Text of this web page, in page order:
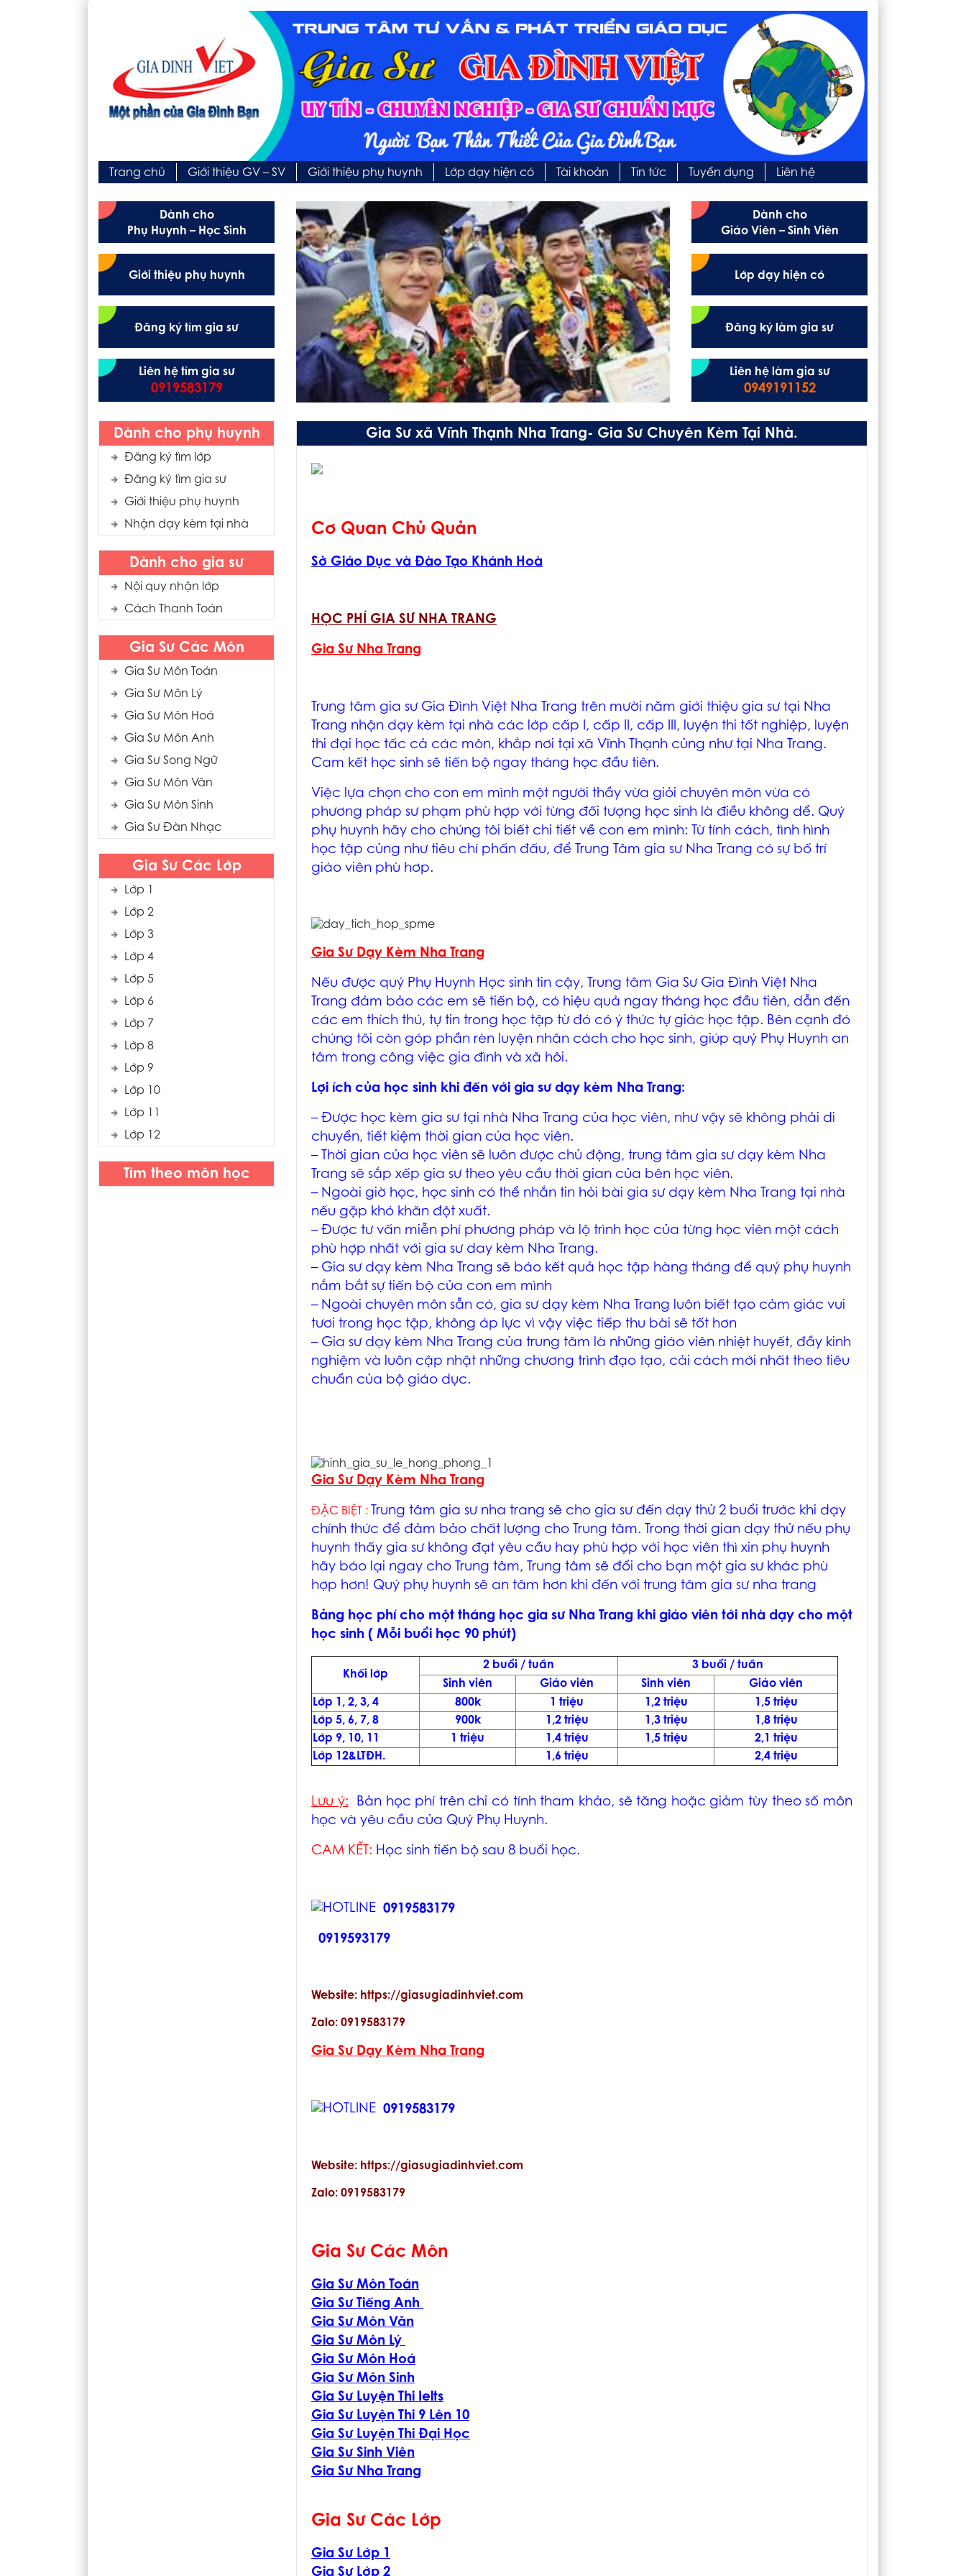
Trang chủ Giới thiệu GV – SV Giới thiệu phụ huynh Lớp dạy hiện có Tài khoản Tin tức Tuyển dụng Liên hệ
Dành cho
Phụ Huynh – Học Sinh
Giới thiệu phụ huynh
Đăng ký tìm gia sư
Liên hệ tìm gia sư
0919583179
Dành cho
Giáo Viên – Sinh Viên
Lớp dạy hiện có
Đăng ký làm gia sư
Liên hệ làm gia sư
0949191152
Dành cho phụ huynh
Đăng ký tìm lớp
Đăng ký tìm gia sư
Giới thiệu phụ huynh
Nhận dạy kèm tại nhà
Dành cho gia sư
Nội quy nhận lớp
Cách Thanh Toán
Gia Sư Các Môn
Gia Sư Môn Toán
Gia Sư Môn Lý
Gia Sư Môn Hoá
Gia Sư Môn Anh
Gia Sư Song Ngữ
Gia Sư Môn Văn
Gia Sư Môn Sinh
Gia Sư Đàn Nhạc
Gia Sư Các Lớp
Lớp 1
Lớp 2
Lớp 3
Lớp 4
Lớp 5
Lớp 6
Lớp 7
Lớp 8
Lớp 9
Lớp 10
Lớp 11
Lớp 12
Tìm theo môn học
Gia Sư xã Vĩnh Thạnh Nha Trang- Gia Sư Chuyên Kèm Tại Nhà.
Cơ Quan Chủ Quản
Sở Giáo Dục và Đào Tạo Khánh Hoà
HỌC PHÍ GIA SƯ NHA TRANG
Gia Sư Nha Trang
Trung tâm gia sư Gia Đình Việt Nha Trang trên mười năm giới thiệu gia sư tại Nha
Trang nhận dạy kèm tại nhà các lớp cấp I, cấp II, cấp III, luyện thi tốt nghiệp, luyện
thi đại học tấc cả các môn, khắp nơi tại xã Vĩnh Thạnh củng như tại Nha Trang.
Cam kết học sinh sẽ tiến bộ ngay tháng học đầu tiên.
Việc lựa chọn cho con em mình một người thầy vừa giỏi chuyên môn vừa có
phương pháp sư phạm phù hợp với từng đối tượng học sinh là điều không dể. Quý
phụ huynh hãy cho chúng tôi biết chi tiết về con em mình: Từ tính cách, tình hình
học tập củng như tiêu chí phấn đấu, để Trung Tâm gia sư Nha Trang có sự bố trí
giáo viên phù hơp.
Gia Sư Dạy Kèm Nha Trang
Nếu được quý Phụ Huynh Học sinh tin cậy, Trung tâm Gia Sư Gia Đình Việt Nha
Trang đảm bảo các em sẽ tiến bộ, có hiệu quả ngay tháng học đầu tiên, dẫn đến
các em thích thú, tự tin trong học tập từ đó có ý thức tự giác học tập. Bên cạnh đó
chúng tôi còn góp phần rèn luyện nhân cách cho học sinh, giúp quý Phụ Huynh an
tâm trong công việc gia đình và xã hôi.
Lợi ích của học sinh khi đến với gia sư dạy kèm Nha Trang:
– Được học kèm gia sư tại nhà Nha Trang của học viên, như vậy sẽ không phải di
chuyển, tiết kiệm thời gian của học viên.
– Thời gian của học viên sẽ luôn được chủ động, trung tâm gia sư dạy kèm Nha
Trang sẽ sắp xếp gia sư theo yêu cầu thời gian của bên học viên.
– Ngoài giờ học, học sinh có thể nhắn tin hỏi bài gia sư dạy kèm Nha Trang tại nhà
nếu gặp khó khăn đột xuất.
– Được tư vấn miễn phí phương pháp và lộ trình học của từng học viên một cách
phù hợp nhất với gia sư day kèm Nha Trang.
– Gia sư dạy kèm Nha Trang sẽ báo kết quả học tập hàng tháng để quý phụ huynh
nắm bắt sự tiến bộ của con em mình
– Ngoài chuyên môn sẵn có, gia sư dạy kèm Nha Trang luôn biết tạo cảm giác vui
tươi trong học tập, không áp lực vì vậy việc tiếp thu bài sẽ tốt hơn
– Gia sư dạy kèm Nha Trang của trung tâm là những giáo viên nhiệt huyết, đầy kinh
nghiệm và luôn cập nhật những chương trình đạo tạo, cải cách mới nhất theo tiêu
chuẩn của bộ giáo dục.
Gia Sư Dạy Kèm Nha Trang
ĐẶC BIỆT : Trung tâm gia sư nha trang sẽ cho gia sư đến dạy thử 2 buổi trước khi dạy
chính thức để đảm bảo chất lượng cho Trung tâm. Trong thời gian dạy thử nếu phụ
huynh thấy gia sư không đạt yêu cầu hay phù hợp với học viên thì xin phụ huynh
hãy báo lại ngay cho Trung tâm, Trung tâm sẽ đổi cho bạn một gia sư khác phù
hợp hơn! Quý phụ huynh sẽ an tâm hơn khi đến với trung tâm gia sư nha trang
Bảng học phí cho một tháng học gia sư Nha Trang khi giáo viên tới nhà dạy cho một
học sinh ( Mỗi buổi học 90 phút)
Khối lớp
2 buổi / tuần
3 buổi / tuần
Sinh viên
Giáo viên Sinh viên
Giáo viên
Lớp 1, 2, 3, 4
800k 1 triệu 1,2 triệu
1,5 triệu
Lớp 5, 6, 7, 8
900k 1,2 triệu 1,3 triệu
1,8 triệu
Lớp 9, 10, 11
1 triệu 1,4 triệu 1,5 triệu
2,1 triệu
Lớp 12&LTĐH.
1,6 triệu 2,4 triệu
Lưu ý:
Bản học phí trên chỉ có tính tham khảo, sẽ tăng hoặc giảm tùy theo số môn
học và yêu cầu của Quý Phụ Huynh.
CAM KẾT: Học sinh tiến bộ sau 8 buổi học.
0919583179
0919593179
Website: https://giasugiadinhviet.com
Zalo: 0919583179
Gia Sư Dạy Kèm Nha Trang
0919583179
Website: https://giasugiadinhviet.com
Zalo: 0919583179
Gia Sư Các Môn
Gia Sư Môn Toán
Gia Sư Tiếng Anh
Gia Sư Môn Văn
Gia Sư Môn Lý
Gia Sư Môn Hoá
Gia Sư Môn Sinh
Gia Sư Luyện Thi Ielts
Gia Sư Luyện Thi 9 Lên 10
Gia Sư Luyện Thi Đại Học
Gia Sư Sinh Viên
Gia Sư Nha Trang
Gia Sư Các Lớp
Gia Sư Lớp 1
Gia Sư Lớp 2